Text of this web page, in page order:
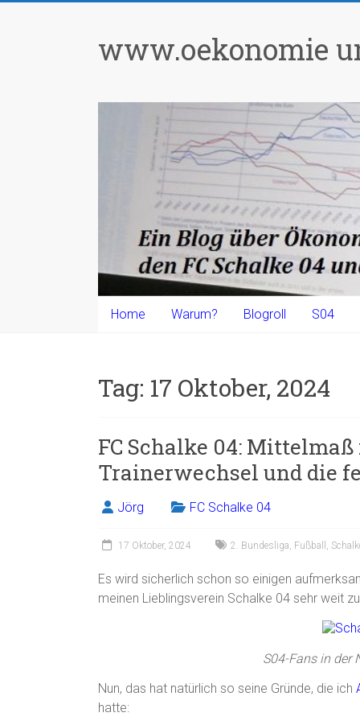
www.oekonomie
Home Warum? Blogroll S04
Tag: 17 Oktober, 2024
FC Schalke 04:
Trainerwechsel und die
Jörg FC Schalke 04
17 Oktober, 2024 2. Bundesliga Fußball
Es wird sicherlich schon so einigen
meinen Lieblingsverein Schalke 04 sehr weit
S04-Fans in der
Nun, das hat natürlich so seine Gründe, die ich
hatte: